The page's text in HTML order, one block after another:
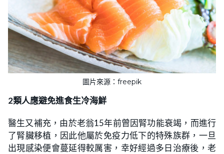
圖片來源：freepik
2類人應避免進食生冷海鮮
醫生又補充，由於老翁15年前曾因腎功能衰竭，而進行
了腎臟移植，因此他屬於免疫力低下的特殊族群，一旦
出現感染便會蔓延得較厲害，幸好經過多日治療後，老